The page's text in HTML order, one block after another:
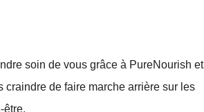
soin de vous grâce à PureNourish et
de faire marche arrière sur les
être.